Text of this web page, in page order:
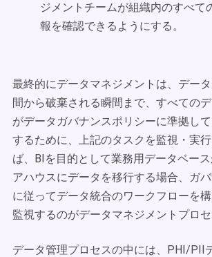
ジメントチームが組織内のすべて
報を確認できるようにする。
最終的にデータマネジメントは、デー
間から破棄される瞬間まで、すべての
がデータガバナンスポリシーに準拠し
するために、上記のタスクを監視・実
ば、BIを目的として業務用データベー
アハウスにデータを移行する場合、ガ
に従ってデータ統合のワークフローを構
監視するのがデータマネジメントプロセ
データ管理プロセスの中には、PHI/PII